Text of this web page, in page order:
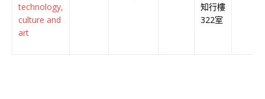
technology,
culture and
art
知行樓
322室